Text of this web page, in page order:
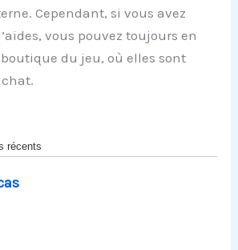
Cependant, si vous avez
vous pouvez toujours en
du jeu, où elles sont
récents